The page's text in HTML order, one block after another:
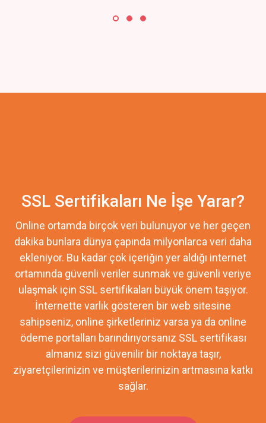
SSL Sertifikaları Ne İşe Yarar?
Online ortamda birçok veri bulunuyor ve her geçen
dakika bunlara dünya çapında milyonlarca veri daha
ekleniyor. Bu kadar çok içeriğin yer aldığı internet
ortamında güvenli veriler sunmak ve güvenli veriye
ulaşmak için SSL sertifikaları büyük önem taşıyor.
İnternette varlık gösteren bir web sitesine
sahipseniz, online şirketleriniz varsa ya da online
ödeme portalları barındırıyorsanız SSL sertifikası
almanız sizi güvenilir bir noktaya taşır,
ziyaretçilerinizin ve müşterilerinizin artmasına katkı
sağlar.